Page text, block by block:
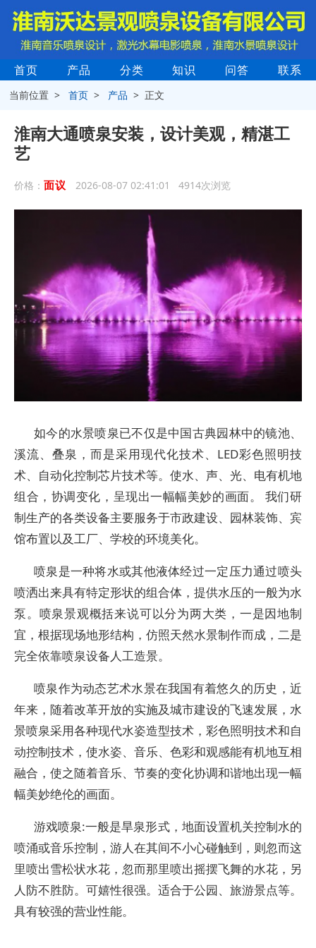
首页 产品 分类 知识 问答 联系
当前位置 >首页 > 产品 > 正文
淮南大通喷泉安装，设计美观，精湛工
艺
价格： 面议 2026-08-07 02:41:01 4914次浏览
如今的水景喷泉已不仅是中国古典园林中的镜池、
溪流、叠泉，而是采用现代化技术、LED彩色照明技
术、自动化控制芯片技术等。使水、声、光、电有机地
组合，协调变化，呈现出一幅幅美妙的画面。 我们研
制生产的各类设备主要服务于市政建设、园林装饰、宾
馆布置以及工厂、学校的环境美化。
喷泉是一种将水或其他液体经过一定压力通过喷头
喷洒出来具有特定形状的组合体，提供水压的一般为水
泵。喷泉景观概括来说可以分为两大类，一是因地制
宜，根据现场地形结构，仿照天然水景制作而成，二是
完全依靠喷泉设备人工造景。
喷泉作为动态艺术水景在我国有着悠久的历史，近
年来，随着改革开放的实施及城市建设的飞速发展，水
景喷泉采用各种现代水姿造型技术，彩色照明技术和自
动控制技术，使水姿、音乐、色彩和观感能有机地互相
融合，使之随着音乐、节奏的变化协调和谐地出现一幅
幅美妙绝伦的画面。
游戏喷泉:一般是旱泉形式，地面设置机关控制水的
喷涌或音乐控制，游人在其间不小心碰触到，则忽而这
里喷出雪松状水花，忽而那里喷出摇摆飞舞的水花，另
人防不胜防。可嬉性很强。适合于公园、旅游景点等。
具有较强的营业性能。